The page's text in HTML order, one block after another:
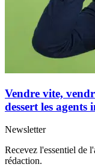
Vendre vite,
dessert les agents
Newsletter
Recevez l'essentiel de
rédaction.